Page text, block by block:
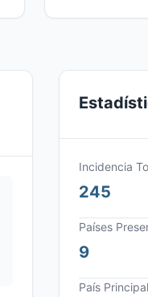
Incidencia
245
Países
9
País Principal